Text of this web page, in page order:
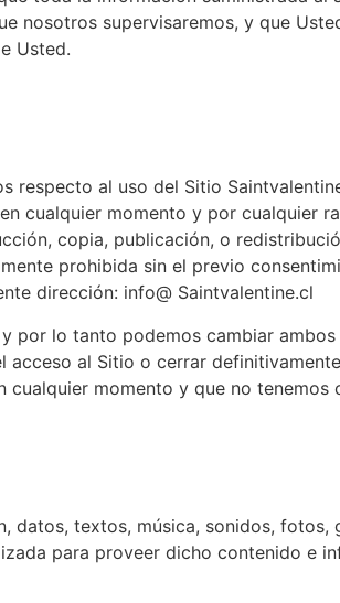
nosotros supervisaremos, y que
Usted.
respecto al uso del Sitio
cualquier momento y por cualquier
copia, publicación, o
prohibida sin el previo
dirección: info@ Saintvalentine.cl
por lo tanto podemos cambiar
acceso al Sitio o cerrar
cualquier momento y que no tenemos
datos, textos, música, sonidos, fotos,
para proveer dicho contenido e